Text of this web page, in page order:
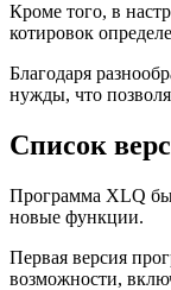
Кроме того, в
котировок
Благодаря
нужды, что
Список
Программа XLQ
новые функции.
Первая версия
возможности,